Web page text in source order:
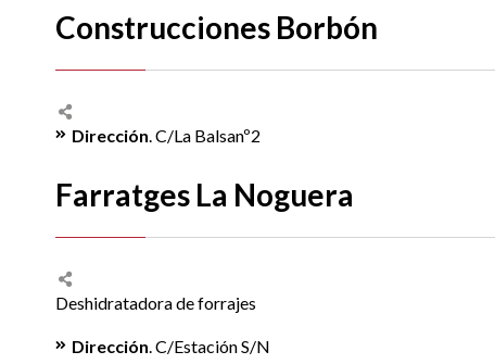
Construcciones Borbón
Dirección. C/La Balsanº2
Farratges La Noguera
Deshidratadora de forrajes
Dirección. C/Estación S/N